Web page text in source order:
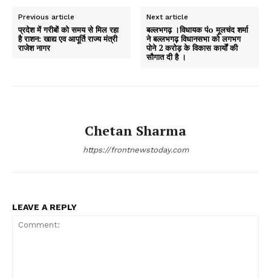
Previous article
प्रदेश में गरीबों को समय से मिल रहा
है राशन: खाद्य एव आपूर्ति राज्य मंत्री
राजेश नागर
Next article
बल्लभगढ़ ।विधायक पंo मूलचंद शर्मा
ने बल्लभगढ़ विधानसभा को लगभग
पोने 2 करोड़ के विकास कार्यों की
सौगात दी है ।
Chetan Sharma
https://frontnewstoday.com
LEAVE A REPLY